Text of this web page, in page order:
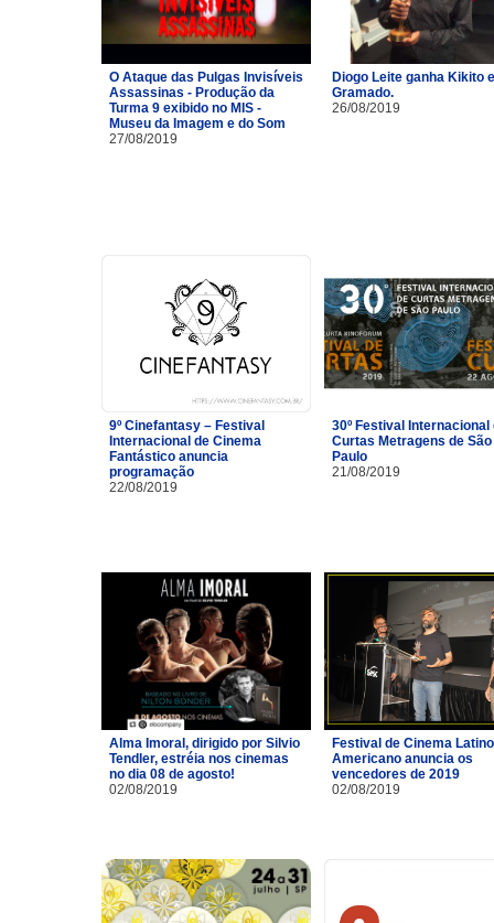
O Ataque das Pulgas Invisíveis
Assassinas - Produção da
Turma 9 exibido no MIS -
Museu da Imagem e do Som
27/08/2019
Diogo Leite ganha Kikito
Gramado.
26/08/2019
9º Cinefantasy – Festival
Internacional de Cinema
Fantástico anuncia
programação
22/08/2019
30º Festival Internacional
Curtas Metragens de São
Paulo
21/08/2019
Alma Imoral, dirigido por Silvio
Tendler, estréia nos cinemas
no dia 08 de agosto!
02/08/2019
Festival de Cinema
Americano anuncia os
vencedores de 2019
02/08/2019